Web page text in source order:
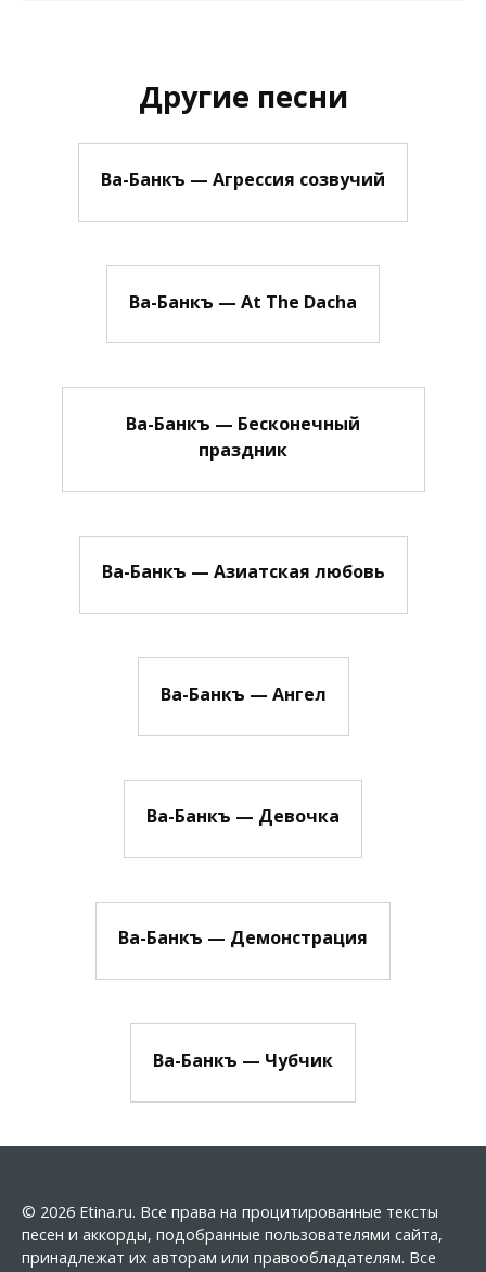
Другие песни
Ва-Банкъ — Агрессия созвучий
Ва-Банкъ — At The Dacha
Ва-Банкъ — Бесконечный
праздник
Ва-Банкъ — Азиатская любовь
Ва-Банкъ — Ангел
Ва-Банкъ — Девочка
Ва-Банкъ — Демонстрация
Ва-Банкъ — Чубчик
© 2026 Etina.ru. Все права на процитированные тексты
песен и аккорды, подобранные пользователями сайта,
принадлежат их авторам или правообладателям. Все